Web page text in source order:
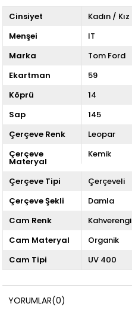
Cinsiyet
Kadın / Kız
Menşei
IT
Marka
Tom Ford
Ekartman
59
Köprü
14
Sap
145
Çerçeve Renk
Leopar
Çerçeve
Materyal
Kemik
Çerçeve Tipi
Çerçeveli
Çerçeve Şekli
Damla
Cam Renk
Kahverengi
Cam Materyal
Organik
Cam Tipi
UV 400
YORUMLAR(0)